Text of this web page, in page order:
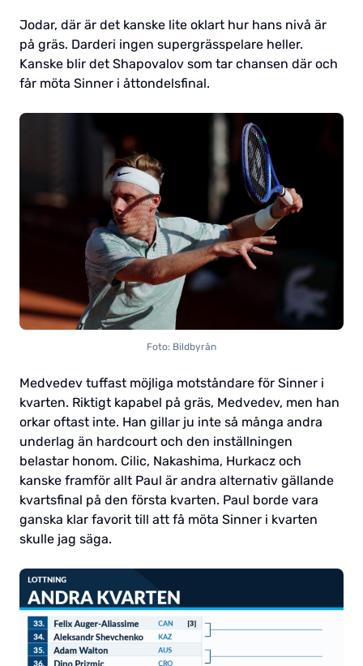
Jodar, där är det kanske lite oklart hur hans nivå är
på gräs. Darderi ingen supergrässpelare heller.
Kanske blir det Shapovalov som tar chansen där och
får möta Sinner i åttondelsfinal.
Foto: Bildbyrån
Medvedev tuffast möjliga motståndare för Sinner i
kvarten. Riktigt kapabel på gräs, Medvedev, men han
orkar oftast inte. Han gillar ju inte så många andra
underlag än hardcourt och den inställningen
belastar honom. Cilic, Nakashima, Hurkacz och
kanske framför allt Paul är andra alternativ gällande
kvartsfinal på den första kvarten. Paul borde vara
ganska klar favorit till att få möta Sinner i kvarten
skulle jag säga.